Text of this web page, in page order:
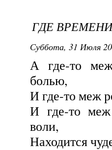
ГДЕ
Суббота, 31 Июля
А где-то
болью,
И где-то меж
И где-то
воли,
Находится